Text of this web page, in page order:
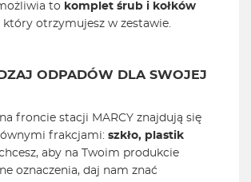
to komplet śrub i kołków
który otrzymujesz w zestawie.
ODPADÓW DLA SWOJEJ
froncie stacji MARCY znajdują się
frakcjami: szkło, plastik
aby na Twoim produkcie
oznaczenia, daj nam znać